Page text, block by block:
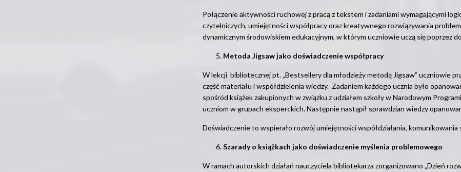
Połączenie aktywności ruchowej z pracą z tekstem i zadaniami wymagającymi
czytelniczych, umiejętności współpracy oraz kreatywnego rozwiązywania
dynamicznym środowiskiem edukacyjnym, w którym uczniowie uczą się poprzez
Metoda Jigsaw jako doświadczenie współpracy
W lekcji bibliotecznej pt. „Bestsellery dla młodzieży metodą Jigsaw” uczniowie
część materiału i współdzielenia wiedzy. Zadaniem każdego ucznia było
spośród książek zakupionych w związku z udziałem szkoły w Narodowym
uczniom w grupach eksperckich. Następnie nastąpił sprawdzian wiedzy
Doświadczenie to wspierało rozwój umiejętności współdziałania,
Szarady o książkach jako doświadczenie myślenia problemowego
W ramach autorskich działań nauczyciela bibliotekarza zorganizowano „Dzień